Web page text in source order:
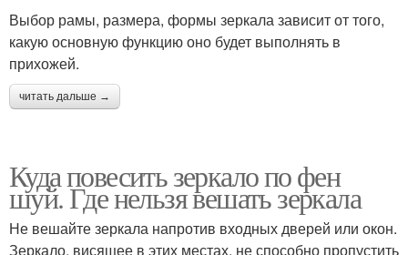
Выбор рамы, размера, формы зеркала зависит от того,
какую основную функцию оно будет выполнять в
прихожей.
читать дальше →
Куда повесить зеркало по фен
шуй. Где нельзя вешать зеркала
Не вешайте зеркала напротив входных дверей или окон.
Зеркало, висящее в этих местах, не способно пропустить